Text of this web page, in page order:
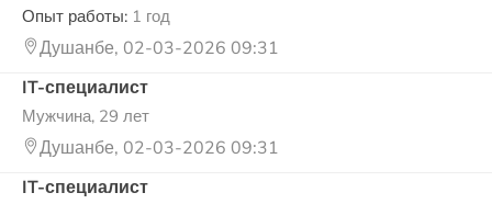
Опыт работы: 1 год
Душанбе, 02-03-2026 09:31
IT-специалист
Мужчина, 29 лет
Душанбе, 02-03-2026 09:31
IT-специалист